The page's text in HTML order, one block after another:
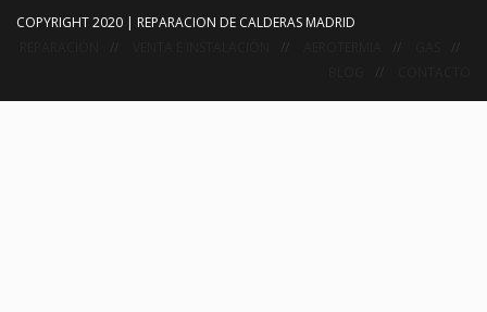
COPYRIGHT 2020 | REPARACION DE CALDERAS MADRID